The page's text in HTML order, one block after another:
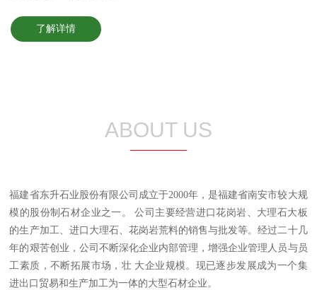
了解详情
ABOUT US
福建省东升石业股份有限公司成立于2000年，是福建省南安市较大规
模的股份制石材企业之一。 公司主要经营进口花岗岩、大理石大板
的生产加工、进口大理石、花岗岩荒料的销售与批发等。经过二十几
年的艰苦创业，公司不断深化企业内部管理，增强企业管理人员与员
工素质，不断拓展市场，壮 大企业规模。现已逐步发展成为一个集
进出口贸易和生产加工为一体的大型石材企业。